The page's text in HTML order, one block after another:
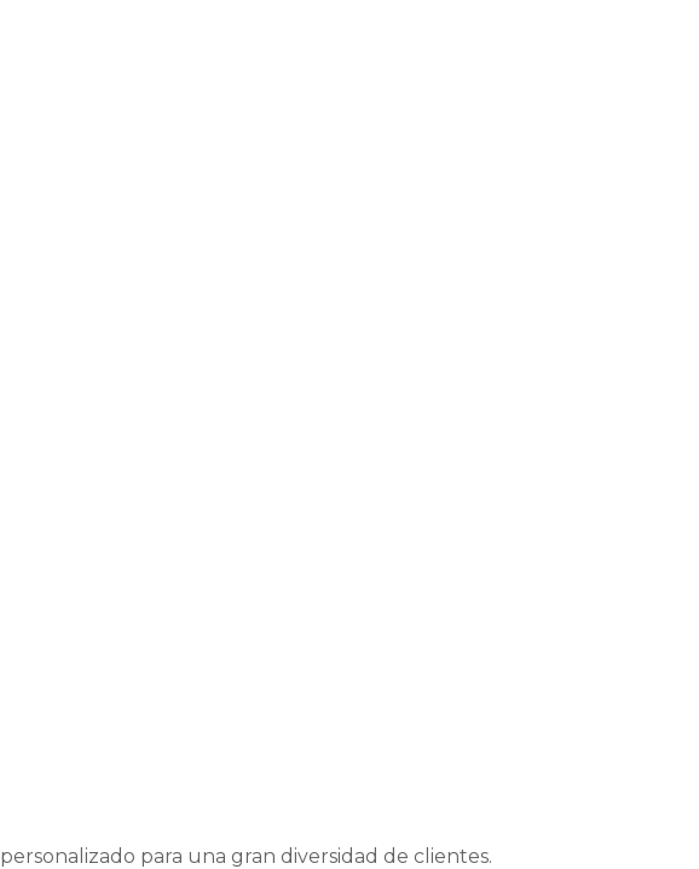
para una gran diversidad de clientes.